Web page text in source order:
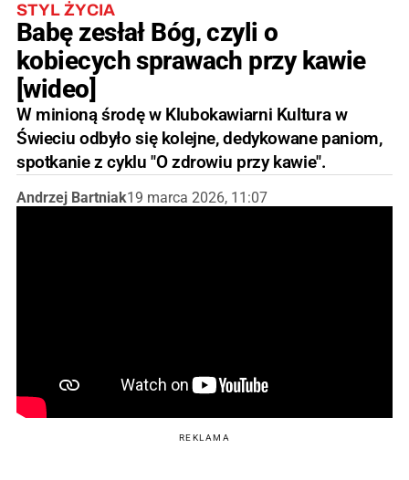
STYL ŻYCIA
Babę zesłał Bóg, czyli o
kobiecych sprawach przy kawie
[wideo]
W minioną środę w Klubokawiarni Kultura w
Świeciu odbyło się kolejne, dedykowane paniom,
spotkanie z cyklu "O zdrowiu przy kawie".
Andrzej Bartniak19 marca 2026, 11:07
REKLAMA